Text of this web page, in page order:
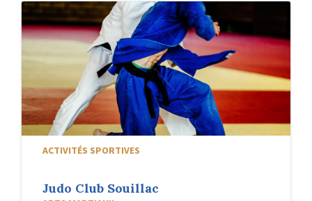
ACTIVITÉS SPORTIVES
Judo Club Souillac